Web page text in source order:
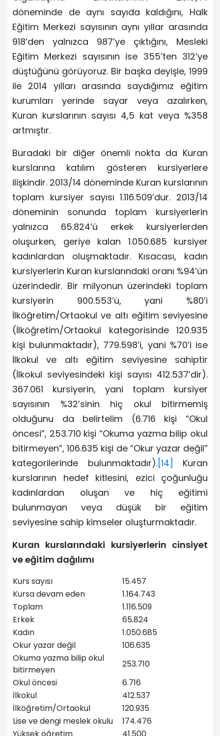
döneminde de aynı sayıda kaldığını, Halk
Eğitim Merkezi sayısının aynı yıllar arasında
918’den yalnızca 987’ye çıktığını, Mesleki
Eğitim Merkezi sayısının ise 355’ten 312’ye
düştüğünü görüyoruz. Bir başka deyişle, 1999
ile 2014 yılları arasında saydığımız eğitim
kurumları yerinde sayar veya azalırken,
Kuran kurslarının sayısı 4,5 kat veya %358
artmıştır.
Buradaki bir diğer önemli nokta da Kuran
kurslarına katılım gösteren kursiyerlere
ilişkindir. 2013/14 döneminde Kuran kurslarının
toplam kursiyer sayısı 1.116.509’dur. 2013/14
döneminin sonunda toplam kursiyerlerin
yalnızca 65.824’ü erkek kursiyerlerden
oluşurken, geriye kalan 1.050.685 kursiyer
kadınlardan oluşmaktadır. Kısacası, kadın
kursiyerlerin Kuran kurslarındaki oranı %94’ün
üzerindedir. Bir milyonun üzerindeki toplam
kursiyerin 900.553’ü, yani %80’i
İlköğretim/Ortaokul ve altı eğitim seviyesine
(İlköğretim/Ortaokul kategorisinde 120.935
kişi bulunmaktadır), 779.598’i, yani %70’i ise
İlkokul ve altı eğitim seviyesine sahiptir
(İlkokul seviyesindeki kişi sayısı 412.537’dir).
367.061 kursiyerin, yani toplam kursiyer
sayısının %32’sinin hiç okul bitirmemiş
olduğunu da belirtelim (6.716 kişi “Okul
öncesi”, 253.710 kişi “Okuma yazma bilip okul
bitirmeyen”, 106.635 kişi de “Okur yazar değil”
kategorilerinde bulunmaktadır).[14]
Kuran
kurslarının hedef kitlesini, ezici çoğunluğu
kadınlardan oluşan ve hiç eğitimi
bulunmayan veya düşük bir eğitim
seviyesine sahip kimseler oluşturmaktadır.
Kuran kurslarındaki kursiyerlerin cinsiyet
ve eğitim dağılımı
Kurs sayısı
15.457
Kursa devam eden
1.164.743
Toplam
1.116.509
Erkek
65.824
Kadın
1.050.685
Okur yazar değil
106.635
Okuma yazma bilip okul
bitirmeyen
253.710
Okul öncesi
6.716
İlkokul
412.537
İlköğretim/Ortaokul
120.935
Lise ve dengi meslek okulu
174.476